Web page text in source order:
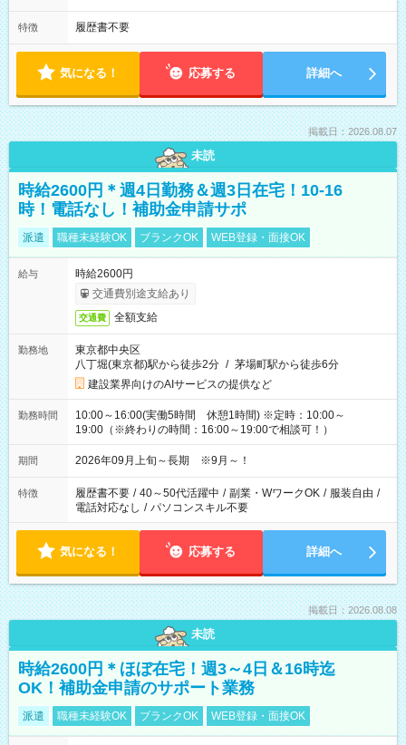
特徴 履歴書不要
気になる！ 応募する 詳細へ
掲載日：2026.08.07
未読
時給2600円＊週4日勤務＆週3日在宅！10-16
時！電話なし！補助金申請サポ
派遣 職種未経験OK ブランクOK WEB登録・面接OK
給与
時給2600円
交通費別途支給あり
交通費 全額支給
勤務地
東京都中央区
八丁堀(東京都)駅から徒歩2分 / 茅場町駅から徒歩6分
建設業界向けのAIサービスの提供など
勤務時間
10:00～16:00(実働5時間 休憩1時間) ※定時：10:00～
19:00（※終わりの時間：16:00～19:00で相談可！）
期間 2026年09月上旬～長期 ※9月～！
特徴 履歴書不要 / 40～50代活躍中 / 副業・WワークOK / 服装自由 /
電話対応なし / パソコンスキル不要
気になる！ 応募する 詳細へ
掲載日：2026.08.08
未読
時給2600円＊ほぼ在宅！週3～4日＆16時迄
OK！補助金申請のサポート業務
派遣 職種未経験OK ブランクOK WEB登録・面接OK